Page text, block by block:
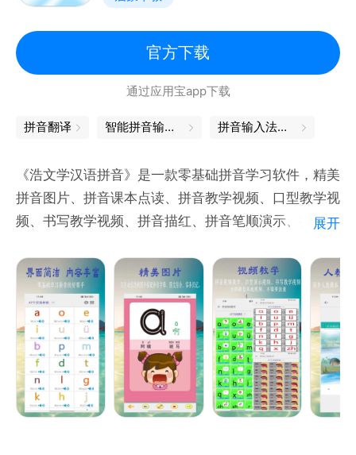
1、认：动画场景结合标准发音，认识拼音的形声配
对。
2、说：语音互动，鼓励儿童主动发音。
3、写：按顺序引导儿童书写拼音，反复练习，加深记
4、练：以互动形式对拼音的形状、声调、拼读进行对
应训练。
丰富的动画场景和互动让儿童科学、快速地认识和理
解！
【联系我们】
邮箱：kefu@ubestkid.com
官方下载
通过应用宝app下载
拼音翻译 智能拼音输入法 拼音输入法下载
《浩文学汉语拼音》是一款零基础拼音学习软件，精美
拼音图片、拼音课本点读、拼音教学视频、口型教学视
频、书写教学视频、拼音描红、拼音笔顺演示、拼音考
络不需要下载。
产品特点如下：
1.精美图片：以生动活泼的图片搭配拼音字母，图文结
合，容易识记。
2.拼音教学视频、口型教学视频、书写教学视频：精心
设计，全新动画制作，生动有趣，寓教于乐。
3.拼音课本点读，哪里不会点哪里。
展开